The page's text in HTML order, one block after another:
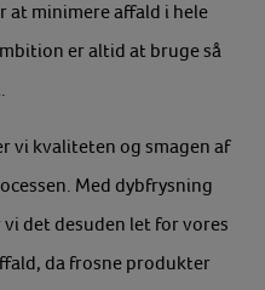
at minimere affald i hele
er altid at bruge så
vi kvaliteten og smagen af
Med dybfrysning
det desuden let for vores
da frosne produkter